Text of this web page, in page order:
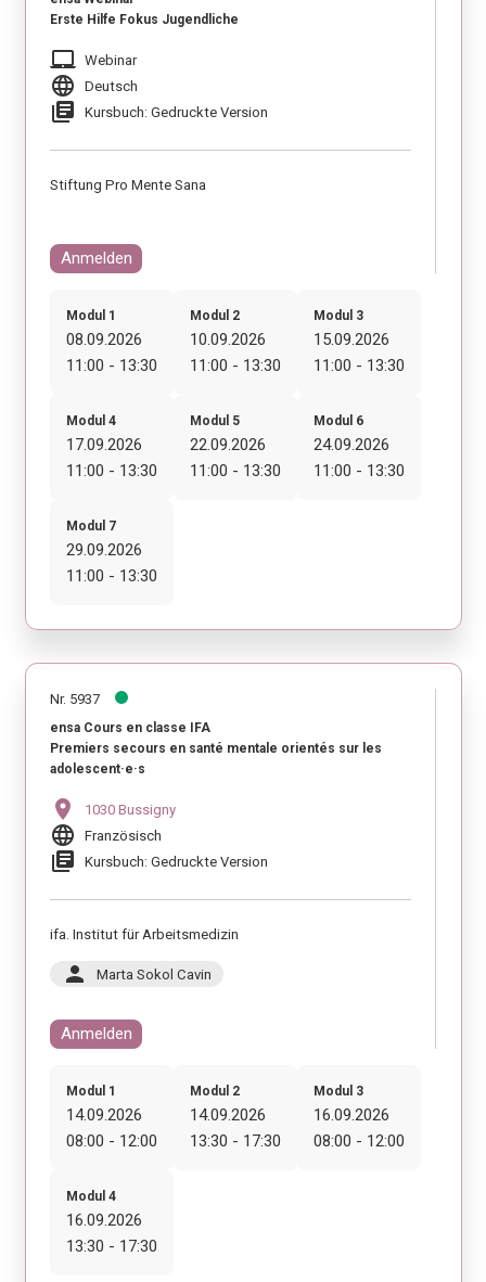
Erste Hilfe Fokus Jugendliche
laptop_mac Webinar
language Deutsch
library_books Kursbuch: Gedruckte Version
Stiftung Pro Mente Sana
Anmelden
Modul 1
08.09.2026
11:00 - 13:30
Modul 2
10.09.2026
11:00 - 13:30
Modul 3
15.09.2026
11:00 - 13:30
Modul 4
17.09.2026
11:00 - 13:30
Modul 5
22.09.2026
11:00 - 13:30
Modul 6
24.09.2026
11:00 - 13:30
Modul 7
29.09.2026
11:00 - 13:30
Nr. 5937
ensa Cours en classe IFA
Premiers secours en santé mentale orientés sur les
adolescent·e·s
location_on 1030 Bussigny
language Französisch
library_books Kursbuch: Gedruckte Version
ifa. Institut für Arbeitsmedizin
person Marta Sokol Cavin
Anmelden
Modul 1
14.09.2026
08:00 - 12:00
Modul 2
14.09.2026
13:30 - 17:30
Modul 3
16.09.2026
08:00 - 12:00
Modul 4
16.09.2026
13:30 - 17:30